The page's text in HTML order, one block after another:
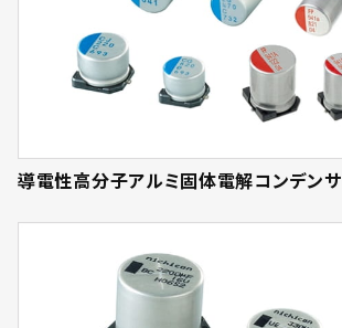
導電性高分子アルミ固体電解コンデンサ